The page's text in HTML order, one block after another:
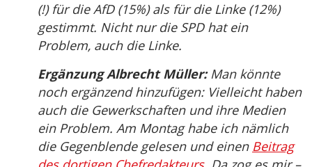
(!) für die AfD (15%) als für die Linke (12%)
gestimmt. Nicht nur die SPD hat ein
Problem, auch die Linke.
Ergänzung Albrecht Müller:Man könnte
noch ergänzend hinzufügen: Vielleicht haben
auch die Gewerkschaften und ihre Medien
ein Problem. Am Montag habe ich nämlich
die Gegenblende gelesen und einen Beitrag